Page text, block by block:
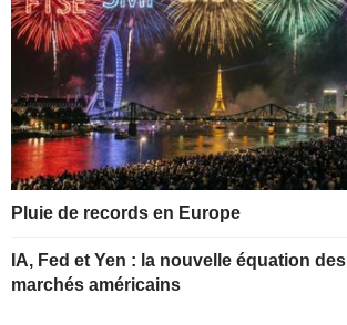
Pluie de records en Europe
IA, Fed et Yen : la nouvelle équation des
marchés américains